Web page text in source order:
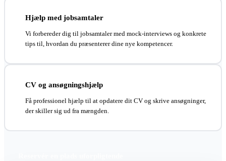
Hjælp med jobsamtaler
Vi forbereder dig til jobsamtaler med mock-interviews og konkrete
tips til, hvordan du præsenterer dine nye kompetencer.
CV og ansøgningshjælp
Få professionel hjælp til at opdatere dit CV og skrive ansøgninger,
der skiller sig ud fra mængden.